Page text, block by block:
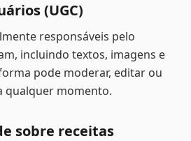
(UGC)
responsáveis pelo
incluindo textos, imagens e
pode moderar, editar ou
qualquer momento.
sobre receitas